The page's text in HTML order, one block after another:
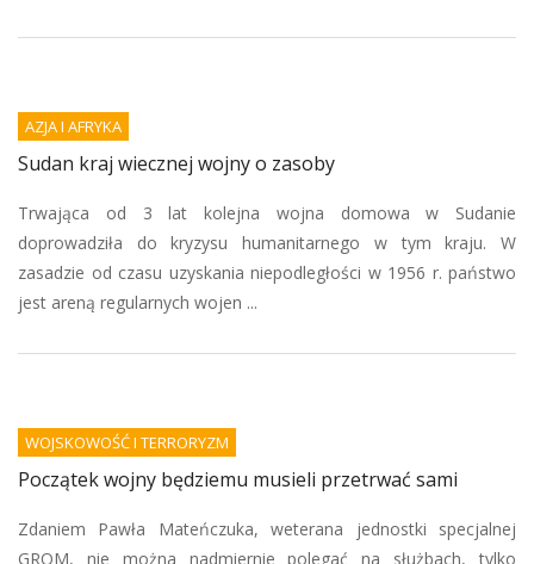
AZJA I AFRYKA
Sudan kraj wiecznej wojny o zasoby
Trwająca od 3 lat kolejna wojna domowa w Sudanie
doprowadziła do kryzysu humanitarnego w tym kraju. W
zasadzie od czasu uzyskania niepodległości w 1956 r. państwo
jest areną regularnych wojen ...
WOJSKOWOŚĆ I TERRORYZM
Początek wojny będziemu musieli przetrwać sami
Zdaniem Pawła Mateńczuka, weterana jednostki specjalnej
GROM, nie można nadmiernie polegać na służbach, tylko